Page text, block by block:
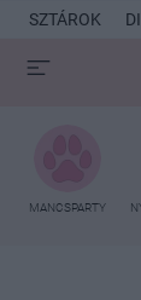
SZTÁROK
MANCSPARTY